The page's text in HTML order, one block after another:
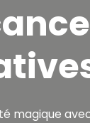
avec nos